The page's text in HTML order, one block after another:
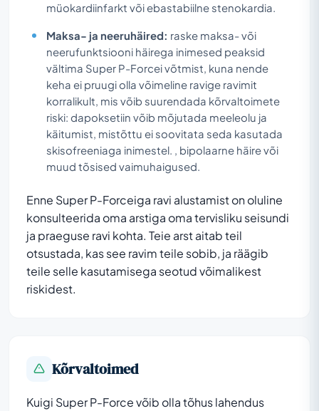
müokardiinfarkt või ebastabiilne stenokardia.
Maksa- ja neeruhäired: raske maksa- või
neerufunktsiooni häirega inimesed peaksid
vältima Super P-Forcei võtmist, kuna nende
keha ei pruugi olla võimeline ravige ravimit
korralikult, mis võib suurendada kõrvaltoimete
riski: dapoksetiin võib mõjutada meeleolu ja
käitumist, mistõttu ei soovitata seda kasutada
skisofreeniaga inimestel. , bipolaarne häire või
muud tõsised vaimuhaigused.
Enne Super P-Forceiga ravi alustamist on oluline
konsulteerida oma arstiga oma tervisliku seisundi
ja praeguse ravi kohta. Teie arst aitab teil
otsustada, kas see ravim teile sobib, ja räägib
teile selle kasutamisega seotud võimalikest
riskidest.
Kõrvaltoimed
Kuigi Super P-Force võib olla tõhus lahendus